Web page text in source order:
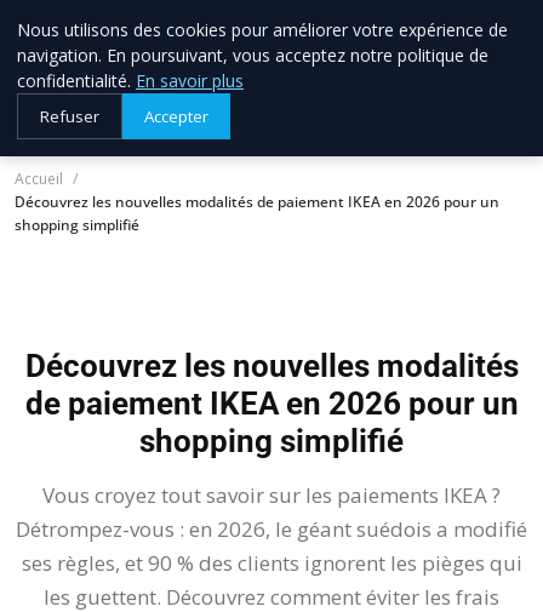
allo brico33
Votre expert bricolage en Gironde
Accueil
Découvrez les nouvelles modalités de paiement IKEA en 2026 pour un
shopping simplifié
Découvrez les nouvelles modalités
de paiement IKEA en 2026 pour un
shopping simplifié
Vous croyez tout savoir sur les paiements IKEA ?
Détrompez-vous : en 2026, le géant suédois a modifié
ses règles, et 90 % des clients ignorent les pièges qui
les guettent. Découvrez comment éviter les frais
Nous utilisons des cookies pour améliorer votre expérience de
navigation. En poursuivant, vous acceptez notre politique de
confidentialité. En savoir plus
Refuser Accepter